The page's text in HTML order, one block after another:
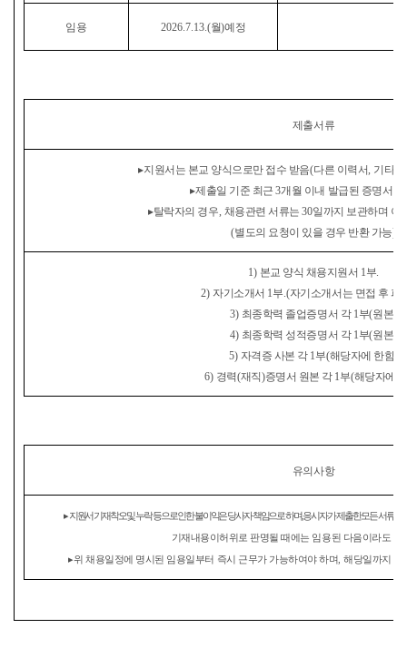
임용 2026.7.13.(월)예정
제출서류
▸지원서는 본교 양식으로만 접수 받음(다른 이력서 기타
▸제출일 기준 최근3개월 이내 발급된 증명서만
▸탈락자의 경우 채용관련 서류는30일까지 보관하며 이
(별도의 요청이 있을 경우 반환 가능)
1) 본교 양식 채용지원서 1 부
2) 자기소개서 1 부 .(자기소개서는 면접 후 파
3) 최종학력 졸업증명서 각 1 부(원본
4) 최종학력 성적증명서 각 1 부(원본
5) 자격증 사본 각 1 부(해당자에 한함
6) 경력(재직)증명서 원본 각 1 부(해당자에
유의사항
▸지원서 기재착오 및 누락 등으로 인한 불이익은 당사자 책임으로 하며,응시자가 제출한 모든 서류에
기재내용이허위로 판명될 때에는 임용된 다음이라도 합
▸위 채용일정에 명시된 임용일부터 즉시 근무가 가능하여야 하며 ,해당일까지 입